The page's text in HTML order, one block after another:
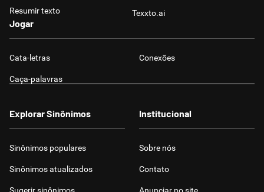
Resumir texto Texxto.ai
Jogar
Cata-letras Conexões
Caça-palavras
Explorar Sinônimos
Sinônimos populares
Sinônimos atualizados
Institucional
Sobre nós
Contato